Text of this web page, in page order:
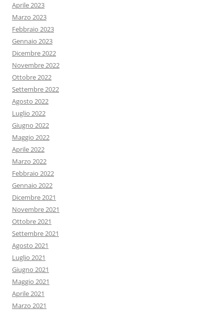
Aprile 2023
Marzo 2023
Febbraio 2023
Gennaio 2023
Dicembre 2022
Novembre 2022
Ottobre 2022
Settembre 2022
Agosto 2022
Luglio 2022
Giugno 2022
Maggio 2022
Aprile 2022
Marzo 2022
Febbraio 2022
Gennaio 2022
Dicembre 2021
Novembre 2021
Ottobre 2021
Settembre 2021
Agosto 2021
Luglio 2021
Giugno 2021
Maggio 2021
Aprile 2021
Marzo 2021